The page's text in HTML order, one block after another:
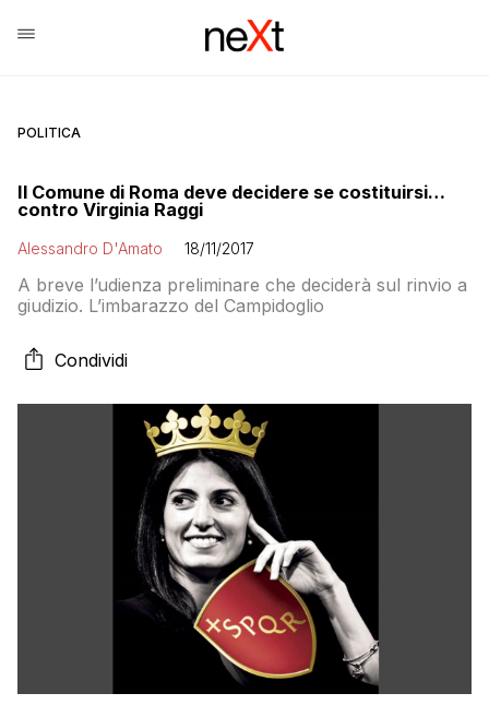
POLITICA
Il Comune di Roma deve decidere se costituirsi…
contro Virginia Raggi
Alessandro D'Amato 18/11/2017
A breve l’udienza preliminare che deciderà sul rinvio a
giudizio. L’imbarazzo del Campidoglio
Condividi